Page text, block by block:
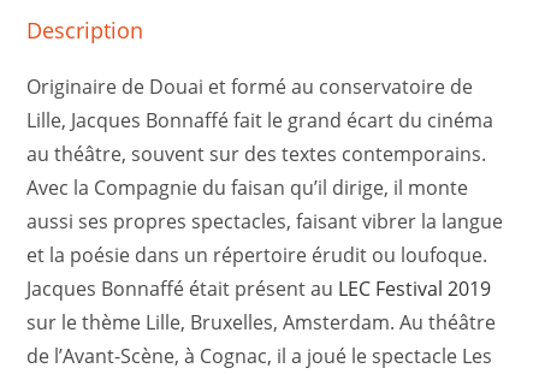
Description
Originaire de Douai et formé au conservatoire de
Lille, Jacques Bonnaffé fait le grand écart du cinéma
au théâtre, souvent sur des textes contemporains.
Avec la Compagnie du faisan qu’il dirige, il monte
aussi ses propres spectacles, faisant vibrer la langue
et la poésie dans un répertoire érudit ou loufoque.
Jacques Bonnaffé était présent au LEC Festival 2019
sur le thème Lille, Bruxelles, Amsterdam. Au théâtre
de l’Avant-Scène, à Cognac, il a joué le spectacle Les